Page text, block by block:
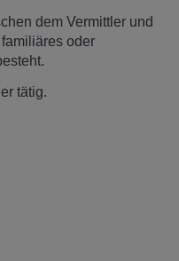
dem Vermittler und
oder
tätig.